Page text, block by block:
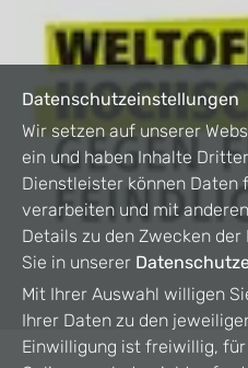
Datenschutzeinstellungen
Wir setzen auf unserer
ein und haben Inhalte
Dienstleister können Daten
verarbeiten und mit
Details zu den Zwecken
Sie in unserer
Mit Ihrer Auswahl willigen
Ihrer Daten zu den
Einwilligung ist freiwillig, für